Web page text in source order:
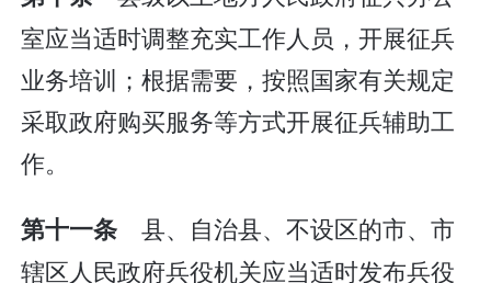
室应当适时调整充实工作人员，开展征兵
业务培训；根据需要，按照国家有关规定
采取政府购买服务等方式开展征兵辅助工
作。
第十一条 县、自治县、不设区的市、市
辖区人民政府兵役机关应当适时发布兵役